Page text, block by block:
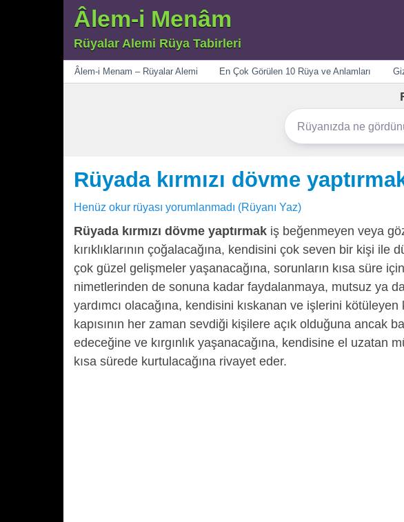
Âlem-i Menâm
Rüyalar Alemi Rüya Tabirleri
Menü
Âlem-i Menam – Rüyalar Alemi En Çok Görülen 10 Rüya ve Anlamları
Rüyada kırmızı dövme
Henüz okur rüyası yorumlanmadı (Rüyanı Yaz)
Rüyada kırmızı dövme yaptırmak iş beğenmeyen veya
kırıklıklarının çoğalacağına, kendisini çok seven bir kişi
çok güzel gelişmeler yaşanacağına, sorunların kısa süre
nimetlerinden de sonuna kadar faydalanmaya, mutsuz ya
yardımcı olacağına, kendisini kıskanan ve işlerini
kapısının her zaman sevdiği kişilere açık olduğuna ancak
edeceğine ve kırgınlık yaşanacağına, kendisine el uzatan
kısa sürede kurtulacağına rivayet eder.